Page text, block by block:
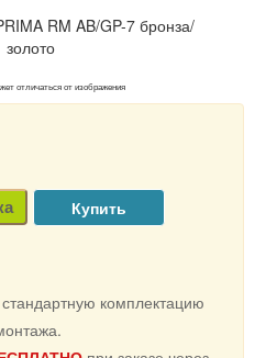
отличаться от изображения
комплектацию